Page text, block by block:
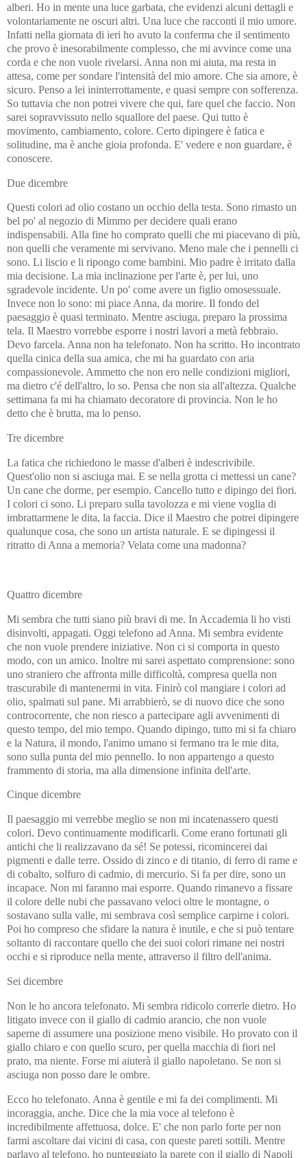
alberi. Ho in mente una luce garbata, che evidenzi alcuni dettagli e
volontariamente ne oscuri altri. Una luce che racconti il mio umore.
Infatti nella giornata di ieri ho avuto la conferma che il sentimento
che provo è inesorabilmente complesso, che mi avvince come una
corda e che non vuole rivelarsi. Anna non mi aiuta, ma resta in
attesa, come per sondare l'intensità del mio amore. Che sia amore, è
sicuro. Penso a lei ininterrottamente, e quasi sempre con sofferenza.
So tuttavia che non potrei vivere che qui, fare quel che faccio. Non
sarei sopravvissuto nello squallore del paese. Qui tutto è
movimento, cambiamento, colore. Certo dipingere è fatica e
solitudine, ma è anche gioia profonda. E' vedere e non guardare, è
conoscere.
Due dicembre
Questi colori ad olio costano un occhio della testa. Sono rimasto un
bel po' al negozio di Mimmo per decidere quali erano
indispensabili. Alla fine ho comprato quelli che mi piacevano di più,
non quelli che veramente mi servivano. Meno male che i pennelli ci
sono. Li liscio e li ripongo come bambini. Mio padre è irritato dalla
mia decisione. La mia inclinazione per l'arte è, per lui, uno
sgradevole incidente. Un po' come avere un figlio omosessuale.
Invece non lo sono: mi piace Anna, da morire. Il fondo del
paesaggio è quasi terminato. Mentre asciuga, preparo la prossima
tela. Il Maestro vorrebbe esporre i nostri lavori a metà febbraio.
Devo farcela. Anna non ha telefonato. Non ha scritto. Ho incontrato
quella cinica della sua amica, che mi ha guardato con aria
compassionevole. Ammetto che non ero nelle condizioni migliori,
ma dietro c'é dell'altro, lo so. Pensa che non sia all'altezza. Qualche
settimana fa mi ha chiamato decoratore di provincia. Non le ho
detto che è brutta, ma lo penso.
Tre dicembre
La fatica che richiedono le masse d'alberi è indescrivibile.
Quest'olio non si asciuga mai. E se nella grotta ci mettessi un cane?
Un cane che dorme, per esempio. Cancello tutto e dipingo dei fiori.
I colori ci sono. Li preparo sulla tavolozza e mi viene voglia di
imbrattarmene le dita, la faccia. Dice il Maestro che potrei dipingere
qualunque cosa, che sono un artista naturale. E se dipingessi il
ritratto di Anna a memoria? Velata come una madonna?
Quattro dicembre
Mi sembra che tutti siano più bravi di me. In Accademia li ho visti
disinvolti, appagati. Oggi telefono ad Anna. Mi sembra evidente
che non vuole prendere iniziative. Non ci si comporta in questo
modo, con un amico. Inoltre mi sarei aspettato comprensione: sono
uno straniero che affronta mille difficoltà, compresa quella non
trascurabile di mantenermi in vita. Finirò col mangiare i colori ad
olio, spalmati sul pane. Mi arrabbierò, se di nuovo dice che sono
controcorrente, che non riesco a partecipare agli avvenimenti di
questo tempo, del mio tempo. Quando dipingo, tutto mi si fa chiaro
e la Natura, il mondo, l'animo umano si fermano tra le mie dita,
sono sulla punta del mio pennello. Io non appartengo a questo
frammento di storia, ma alla dimensione infinita dell'arte.
Cinque dicembre
Il paesaggio mi verrebbe meglio se non mi incatenassero questi
colori. Devo continuamente modificarli. Come erano fortunati gli
antichi che li realizzavano da sé! Se potessi, ricomincerei dai
pigmenti e dalle terre. Ossido di zinco e di titanio, di ferro di rame e
di cobalto, solfuro di cadmio, di mercurio. Si fa per dire, sono un
incapace. Non mi faranno mai esporre. Quando rimanevo a fissare
il colore delle nubi che passavano veloci oltre le montagne, o
sostavano sulla valle, mi sembrava così semplice carpirne i colori.
Poi ho compreso che sfidare la natura è inutile, e che si può tentare
soltanto di raccontare quello che dei suoi colori rimane nei nostri
occhi e si riproduce nella mente, attraverso il filtro dell'anima.
Sei dicembre
Non le ho ancora telefonato. Mi sembra ridicolo correrle dietro. Ho
litigato invece con il giallo di cadmio arancio, che non vuole
saperne di assumere una posizione meno visibile. Ho provato con il
giallo chiaro e con quello scuro, per quella macchia di fiori nel
prato, ma niente. Forse mi aiuterà il giallo napoletano. Se non si
asciuga non posso dare le ombre.
Ecco ho telefonato. Anna è gentile e mi fa dei complimenti. Mi
incoraggia, anche. Dice che la mia voce al telefono è
incredibilmente affettuosa, dolce. E' che non parlo forte per non
farmi ascoltare dai vicini di casa, con queste pareti sottili. Mentre
parlavo al telefono, ho punteggiato la parete con il giallo di Napoli